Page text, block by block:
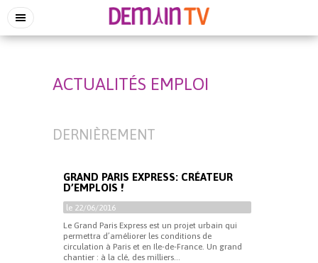
ACTUALITÉS EMPLOI
DERNIÈREMENT
GRAND PARIS EXPRESS: CRÉATEUR
D’EMPLOIS !
le 22/06/2016
Le Grand Paris Express est un projet urbain qui
permettra d’améliorer les conditions de
circulation à Paris et en Ile-de-France. Un grand
chantier : à la clé, des milliers...